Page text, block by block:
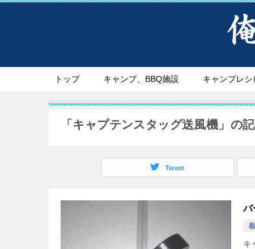
トップ キャンプ、BBQ施設 キャンプレシ
「キャプテンスタッグ送風機」の
Tweet
バ
キ